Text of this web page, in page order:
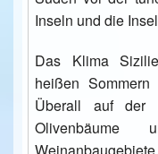
Inseln und die
Das Klima
heißen
Überall auf der